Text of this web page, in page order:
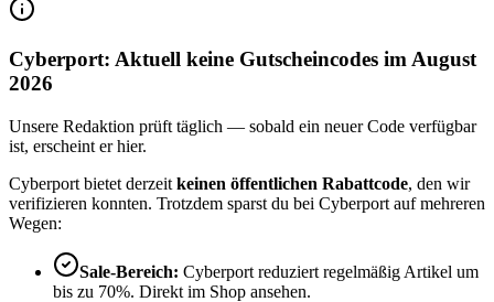
Cyberport: Aktuell keine Gutscheincodes im August
2026
Unsere Redaktion prüft täglich — sobald ein neuer Code verfügbar
ist, erscheint er hier.
Cyberport bietet derzeit keinen öffentlichen Rabattcode, den wir
verifizieren konnten. Trotzdem sparst du bei Cyberport auf mehreren
Wegen:
Sale-Bereich: Cyberport reduziert regelmäßig Artikel um
bis zu 70%. Direkt im Shop ansehen.